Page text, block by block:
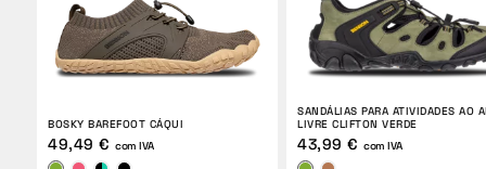
BOSKY BAREFOOT CÁQUI
49,49 € com IVA
SANDÁLIAS PARA ATIVIDADES AO
LIVRE CLIFTON VERDE
43,99 € com IVA